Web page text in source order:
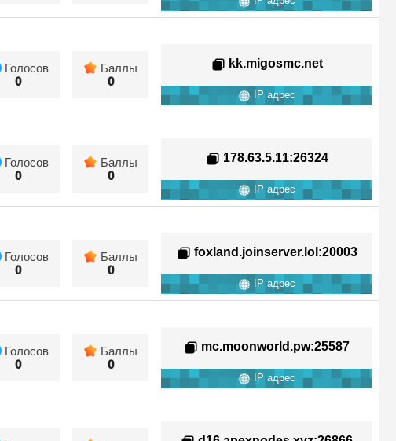
Голосов
0
Баллы
0
kk.migosmc.net
IP адрес
Голосов
0
Баллы
0
178.63.5.11:26324
IP адрес
Голосов
0
Баллы
0
foxland.joinserver.lol :20003
IP адрес
Голосов
0
Баллы
0
mc.moonworld.pw:25587
IP адрес